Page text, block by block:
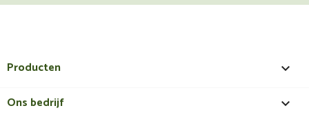
Producten 
Ons bedrijf 